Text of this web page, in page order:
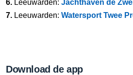
6. Leeuwarden: Jachthaven de
7. Leeuwarden: Watersport Twee
Download de app